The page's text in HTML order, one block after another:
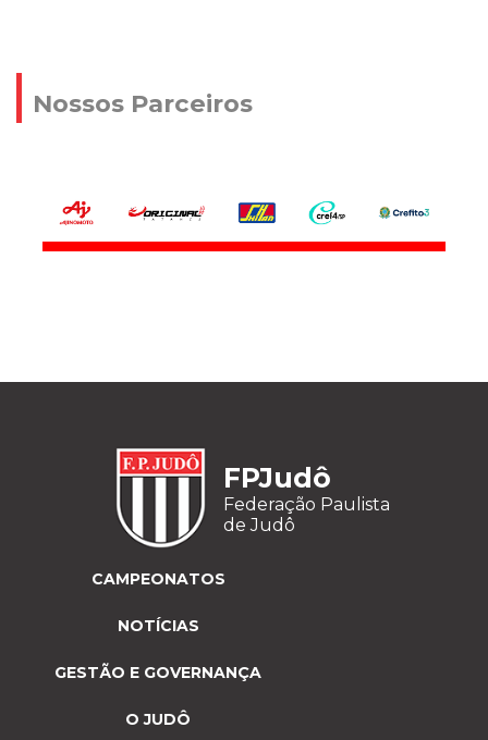
Nossos Parceiros
FPJudô
Federação Paulista
de Judô
CAMPEONATOS
NOTÍCIAS
GESTÃO E GOVERNANÇA
O JUDÔ